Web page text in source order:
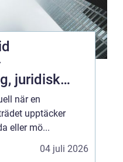
juridisk
av
när en
upptäcker
eller mö...
04 juli 2026